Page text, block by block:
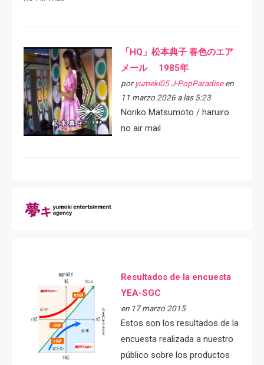
「HQ」松本典子 春色のエア
メール 1985年
por yumeki05 J-PopParadiseen
11 marzo 2026 a las 5:23
Noriko Matsumoto / haruiro
no air mail
Resultados de la encuesta
YEA-SGC
en 17 marzo 2015
Estos son los resultados de la
encuesta realizada a nuestro
público sobre los productos